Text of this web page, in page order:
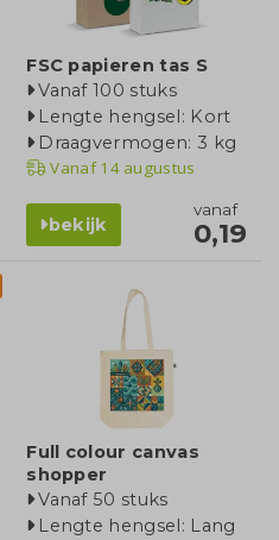
FSC papieren tas S
Vanaf 100 stuks
Lengte hengsel: Kort
Draagvermogen: 3 kg
Vanaf14 augustus
bekijk
vanaf
0,19
Full colour canvas
shopper
Vanaf 50 stuks
Lengte hengsel: Lang